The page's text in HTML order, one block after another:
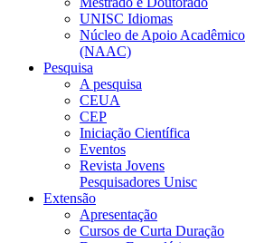
UNISC Idiomas
Núcleo de Apoio Acadêmico
(NAAC)
Pesquisa
A pesquisa
CEUA
CEP
Iniciação Científica
Eventos
Revista Jovens
Pesquisadores Unisc
Extensão
Apresentação
Cursos de Curta Duração